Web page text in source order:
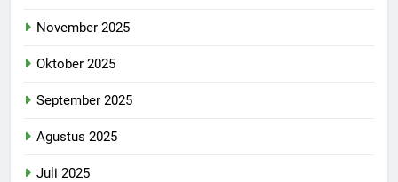
November 2025
Oktober 2025
September 2025
Agustus 2025
Juli 2025